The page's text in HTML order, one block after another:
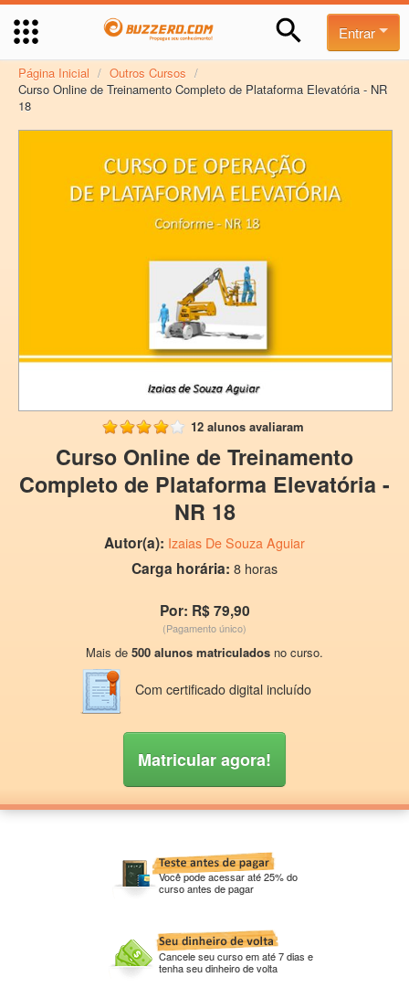
Entrar
Página Inicial / Outros Cursos /
Curso Online de Treinamento Completo de Plataforma Elevatória - NR
18
12 alunos avaliaram
Curso Online de Treinamento
Completo de Plataforma Elevatória -
NR 18
Autor(a): Izaias De Souza Aguiar
Carga horária: 8 horas
Por: R$ 79,90
(Pagamento único)
Mais de 500 alunos matriculados no curso.
Com certificado digital incluído
Matricular agora!
Você pode acessar até 25% do
curso antes de pagar
Cancele seu curso em até 7 dias e
tenha seu dinheiro de volta